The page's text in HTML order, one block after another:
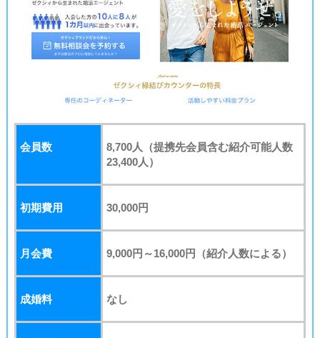
会員数
8,700人（提携先会員含む紹介可能人数
23,400人）
初期費用 30,000円
月会費 9,000円～16,000円 （紹介人数による）
成婚料 なし